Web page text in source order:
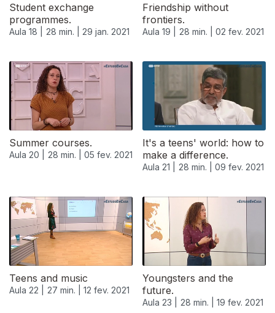
Student exchange
programmes.
Aula 18 | 28 min. | 29 jan. 2021
Friendship without
frontiers.
Aula 19 | 28 min. | 02 fev. 2021
Summer courses.
Aula 20 | 28 min. | 05 fev. 2021
It's a teens' world: how to
make a difference.
Aula 21 | 28 min. | 09 fev. 2021
Teens and music
Aula 22 | 27 min. | 12 fev. 2021
Youngsters and the
future.
Aula 23 | 28 min. | 19 fev. 2021
525123